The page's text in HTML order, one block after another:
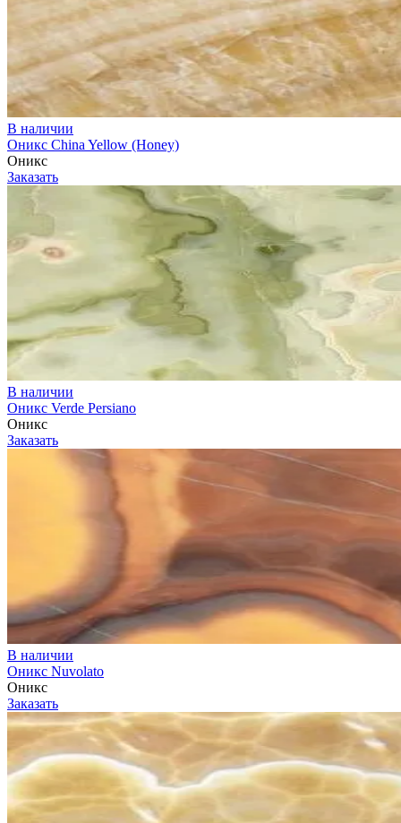
В наличии
Оникс China Yellow (Honey)
Оникс
Заказать
В наличии
Оникс Verde Persiano
Оникс
Заказать
В наличии
Оникс Nuvolato
Оникс
Заказать